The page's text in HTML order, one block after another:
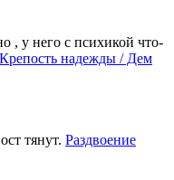
, у него с психикой что-
надежды / Дем
тянут. Раздвоение